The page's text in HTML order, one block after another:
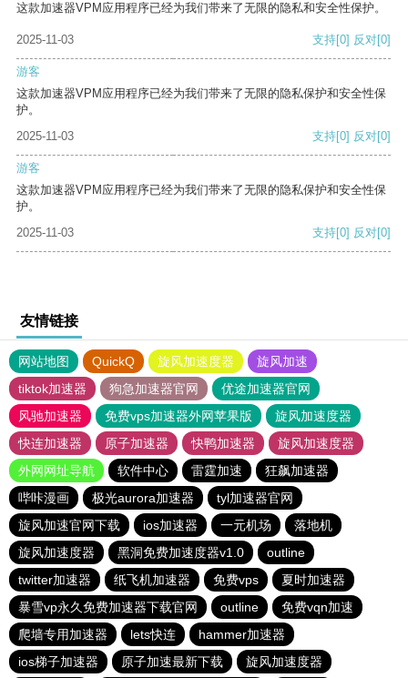
这款加速器VPM应用程序已经为我们带来了无限的隐私和安全性保护。
2025-11-03 支持[0] 反对[0]
游客
这款加速器VPM应用程序已经为我们带来了无限的隐私保护和安全性保
护。
2025-11-03
支持[0] 反对[0]
游客
这款加速器VPM应用程序已经为我们带来了无限的隐私保护和安全性保
护。
2025-11-03
支持[0] 反对[0]
友情链接
网站地图 QuickQ 旋风加速度器
旋风加速
tiktok加速器
狗急加速器官网
优途加速器官网
风驰加速器
免费vps加速器外网苹果版
旋风加速度器
快连加速器
原子加速器 快鸭加速器
旋风加速度器
外网网址导航
软件中心 雷霆加速
狂飙加速器
哔咔漫画
极光aurora加速器
tyl加速器官网
旋风加速官网下载
ios加速器 一元机场
落地机
旋风加速度器
黑洞免费加速度器v1.0
outline
twitter加速器
纸飞机加速器 免费vps
夏时加速器
暴雪vp永久免费加速器下载官网
outline
免费vqn加速
爬墙专用加速器
lets快连
hammer加速器
ios梯子加速器
原子加速最新下载 旋风加速度器